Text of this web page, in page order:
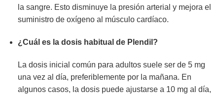
la sangre. Esto disminuye la presión arterial y mejora el
suministro de oxígeno al músculo cardíaco.
¿Cuál es la dosis habitual de Plendil ?
La dosis inicial común para adultos suele ser de 5 mg
una vez al día, preferiblemente por la mañana. En
algunos casos, la dosis puede ajustarse a 10 mg al día,